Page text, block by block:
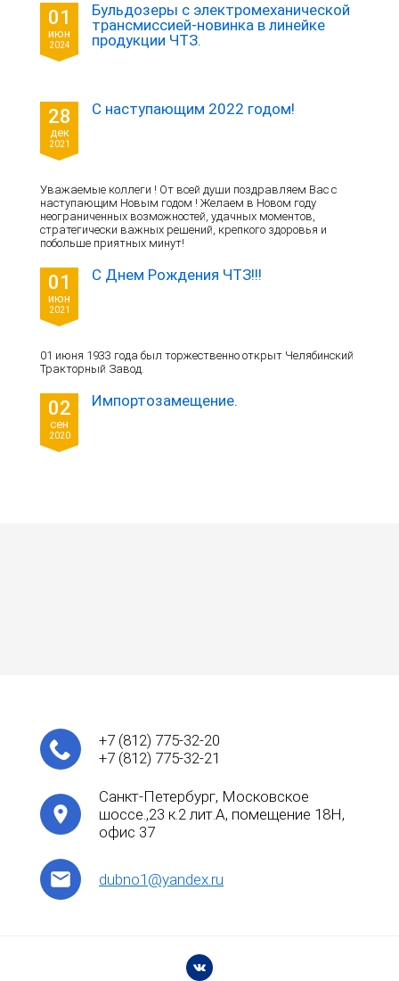
01
июн
2024
Бульдозеры с электромеханической
трансмиссией-новинка в линейке
продукции ЧТЗ.
28
дек
2021
С наступающим 2022 годом!
Уважаемые коллеги ! От всей души поздравляем Вас с
наступающим Новым годом ! Желаем в Новом году
неограниченных возможностей, удачных моментов,
стратегически важных решений, крепкого здоровья и
побольше приятных минут!
01
июн
2021
С Днем Рождения ЧТЗ!!!
01 июня 1933 года был торжественно открыт Челябинский
Тракторный Завод.
02
сен
2020
Импортозамещение.
+7 (812) 775-32-20
+7 (812) 775-32-21
Санкт-Петербург, Московское
шоссе.,23 к.2 лит.А, помещение 18Н,
офис 37
dubno1@yandex.ru